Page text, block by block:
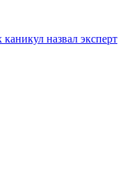
назвал эксперт